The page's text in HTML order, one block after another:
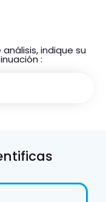
indique su
: